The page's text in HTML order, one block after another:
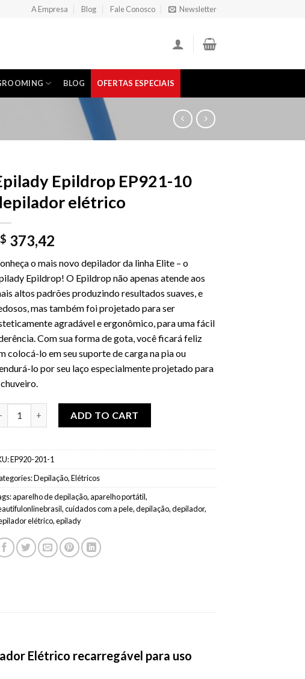
A Empresa Blog Fale Conosco Newsletter
BLOG OFERTAS ESPECIAIS
Epildrop EP921-10
elétrico
373,42
o mais novo depilador da linha Elite – o
Epildrop! O Epildrop não apenas atende aos
altos padrões produzindo resultados suaves, e
mas também foi projetado para ser
agradável e ergonômico, para uma fácil
Com sua forma de gota, você ficará feliz
colocá-lo em seu suporte de carga na pia ou
lo por seu laço especialmente projetado para
Epildrop EP921-10 depilador elétrico quantity
ADD TO CART
EP920-201-1
Depilação,Elétricos
aparelho de depilação,aparelho portátil,
,cuidados com a pele,depilação,depilador,
elétrico,epilady
Elétrico recarregável para uso